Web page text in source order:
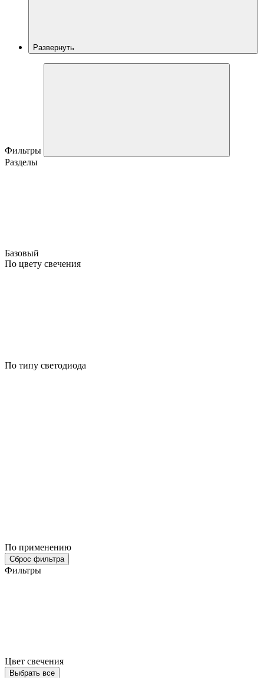
Развернуть
Фильтры
Разделы
Базовый
По цвету свечения
По типу светодиода
По применению
Сброс фильтра
Фильтры
Цвет свечения
Выбрать все